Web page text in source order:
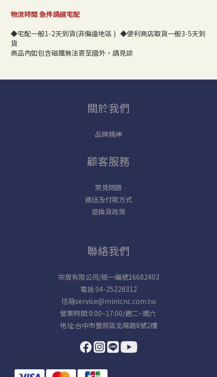
物流時間 急件請選宅配
◆宅配一般1-2天到貨(非偏遠地區 ) ◆便利商店取貨一般3-5天到
貨
商品內如包含磁鐵無法寄至國外，請見諒
關於我們
品牌精神
顧客服務
常見問題
運送及付款方式
退換貨政策
聯絡我們
宗晟有限公司/統一編號16682403
電話 04-25228312
信箱service@minicnc.com.tw
營業時間:9:00~17:00/週二~週六
地址:台中市豐原區北陽路8號2樓